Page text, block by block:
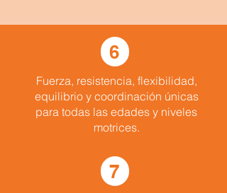
6
Fuerza, resistencia, flexibilidad,
equilibrio y coordinación únicas
para todas las edades y niveles
motrices.
7